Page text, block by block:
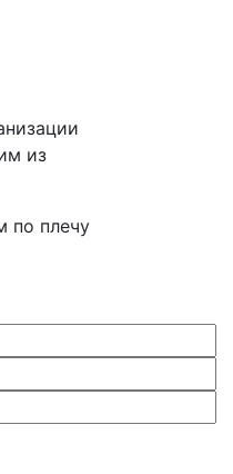
из
по плечу